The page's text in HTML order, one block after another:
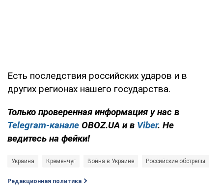
Есть последствия российских ударов и в
других регионах нашего государства.
Только проверенная информация у нас в
Telegram-канале OBOZ.UA и в Viber. Не
ведитесь на фейки!
Украина Кременчуг Война в Украине Российские обстрелы
Редакционная политика